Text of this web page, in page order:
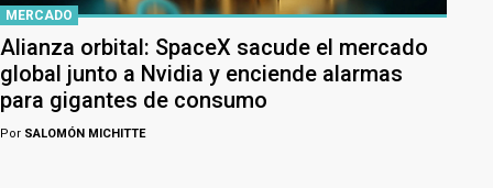
MERCADO
Alianza orbital: SpaceX sacude el mercado
global junto a Nvidia y enciende alarmas
para gigantes de consumo
Por SALOMÓN MICHITTE